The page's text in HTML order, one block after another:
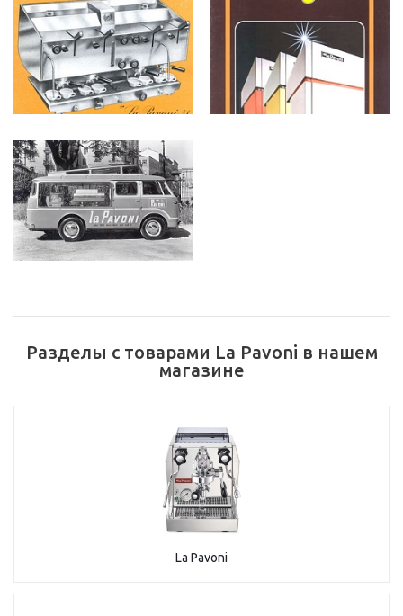
Разделы с товарами La Pavoni в нашем
магазине
La Pavoni